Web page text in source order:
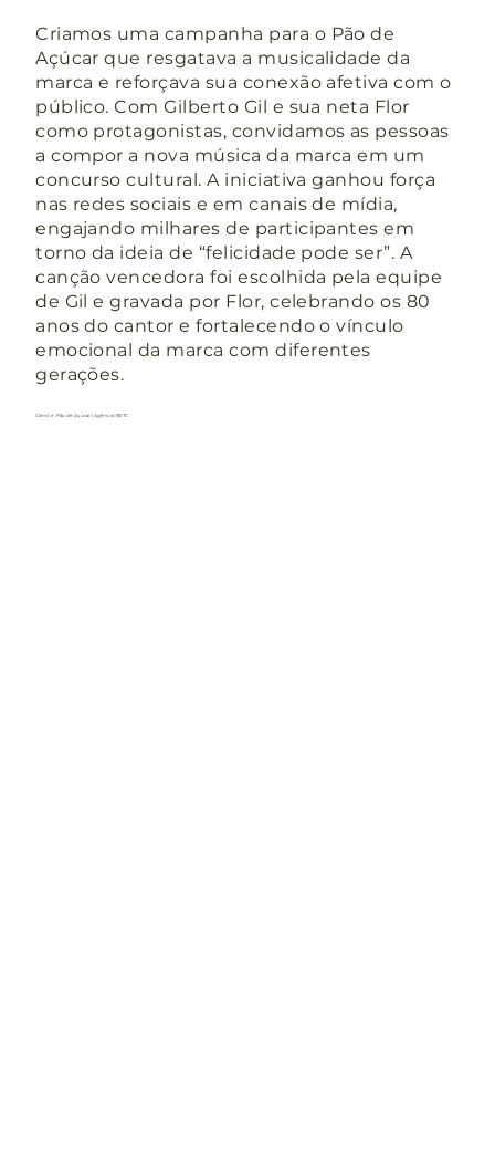
Criamos uma campanha para o Pão de
Açúcar que resgatava a musicalidade da
marca e reforçava sua conexão afetiva com o
público. Com Gilberto Gil e sua neta Flor
como protagonistas, convidamos as pessoas
a compor a nova música da marca em um
concurso cultural. A iniciativa ganhou força
nas redes sociais e em canais de mídia,
engajando milhares de participantes em
torno da ideia de “felicidade pode ser”. A
canção vencedora foi escolhida pela equipe
de Gil e gravada por Flor, celebrando os 80
anos do cantor e fortalecendo o vínculo
emocional da marca com diferentes
gerações.
Cliente: Pão de Açúcar | Agência: BETC